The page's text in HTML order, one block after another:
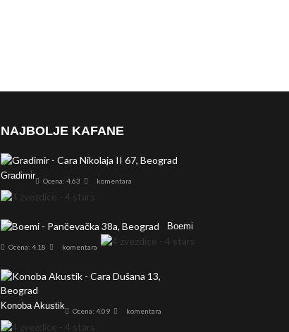
NAJBOLJE KAFANE
Gradimir Ocena: 4.63 komentara
Boemi
Ocena: 4.18 komentara
Konoba Akustik Ocena: 4.09 komentara